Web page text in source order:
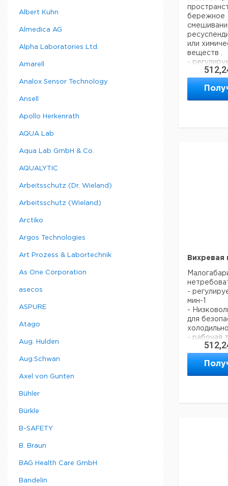
Albert Kuhn
Almedica AG
Alpha Laboratories Ltd.
Amarell
Analox Sensor Technology
Ansell
Apollo Herkenrath
AQUA Lab
Aqua Lab GmbH & Co.
AQUALYTIC
Arbeitsschutz (Dr. Wieland)
Arbeitsschutz (Wieland)
Arctiko
Argos Technologies
Art Prozess & Labortechnik
As One Corporation
asecos
ASPURE
Atago
Aug. Hulden
Aug.Schwan
Axel von Gunten
Bühler
Bürkle
B-SAFETY
B. Braun
BAG Health Care GmbH
Bandelin
бережное
или
веществ .
-
об./мин
-
работа
- для
Диапазон
мин
Вихревая
-
мин-1
-
для
- рабочая